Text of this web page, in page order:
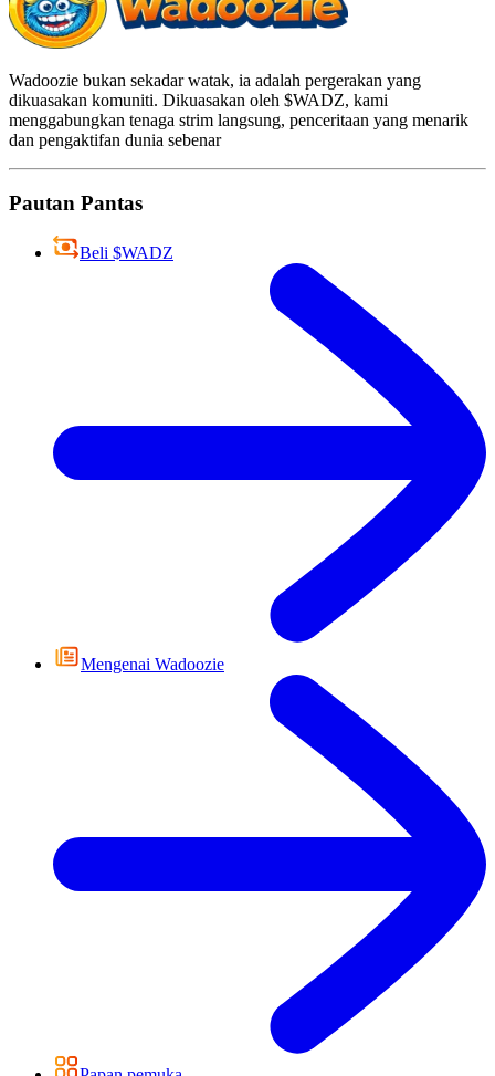
Wadoozie bukan sekadar watak, ia adalah pergerakan yang
dikuasakan komuniti. Dikuasakan oleh $WADZ, kami
menggabungkan tenaga strim langsung, penceritaan yang menarik
dan pengaktifan dunia sebenar
Pautan Pantas
Beli $WADZ
Mengenai Wadoozie